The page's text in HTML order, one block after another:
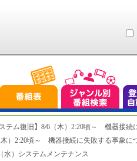
テム復旧】8/6（木）2:20頃～ 機器接続
木）2:20頃～ 機器接続に失敗する事象に
水）システムメンテナンス